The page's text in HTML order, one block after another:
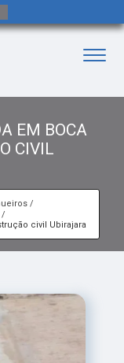
EM BOCA
CIVIL
civil Ubirajara